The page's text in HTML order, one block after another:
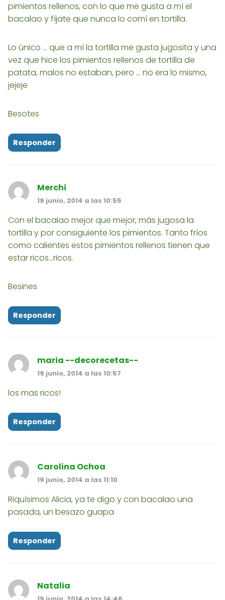
pimientos rellenos, con lo que me gusta a mí el
bacalao y fíjate que nunca lo comí en tortilla.
Lo único ... que a mí la tortilla me gusta jugosita y una
vez que hice los pimientos rellenos de tortilla de
patata, malos no estaban, pero ... no era lo mismo,
jejeje
Besotes
Responder
Merchi
19 junio, 2014 a las 10:55
Con el bacalao mejor que mejor, más jugosa la
tortilla y por consiguiente los pimientos. Tanto fríos
como calientes estos pimientos rellenos tienen que
estar ricos...ricos.
Besines
Responder
maria --decorecetas--
19 junio, 2014 a las 10:57
los mas ricos!
Responder
Carolina Ochoa
19 junio, 2014 a las 11:10
Riquísimos Alicia, ya te digo y con bacalao una
pasada, un besazo guapa
Responder
Natalia